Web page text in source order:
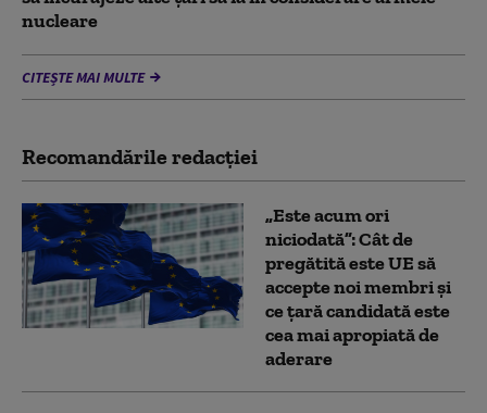
nucleare
CITEȘTE MAI MULTE
Recomandările redacţiei
„Este acum ori
niciodată”: Cât de
pregătită este UE să
accepte noi membri și
ce țară candidată este
cea mai apropiată de
aderare